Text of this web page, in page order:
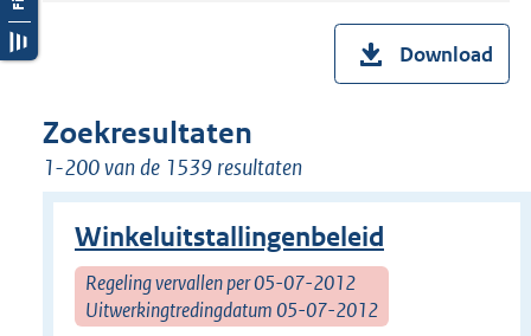
Download
Zoekresultaten
1-200 van de 1539 resultaten
Winkeluitstallingenbeleid
Regeling vervallen per 05-07-2012
Uitwerkingtredingdatum 05-07-2012